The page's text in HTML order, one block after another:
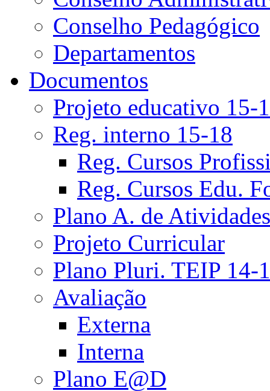
Conselho Pedagógico
Departamentos
Documentos
Projeto educativo 15-
Reg. interno 15-18
Reg. Cursos
Reg. Cursos Edu.
Plano A. de Atividades
Projeto Curricular
Plano Pluri. TEIP 14-
Avaliação
Externa
Interna
Plano E@D